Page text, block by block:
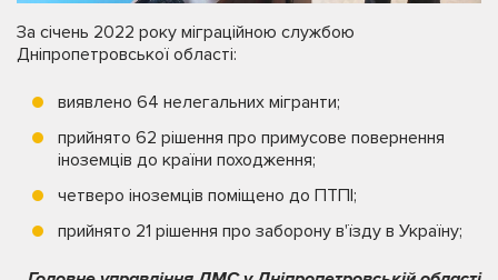
За січень 2022 року міграційною службою
Дніпропетровської області:
виявлено 64 нелегальних мігранти;
прийнято 62 рішення про примусове повернення
іноземців до країни походження;
четверо іноземців поміщено до ПТПІ;
прийнято 21 рішення про заборону в'їзду в Україну;